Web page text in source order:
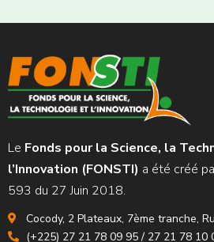
Le Fonds pour la Science, la
l’Innovation (FONSTI) a été créé
593 du 27 Juin 2018.
Cocody, 2 Plateaux, 7ème tranche,
(+225) 27 21 78 09 95 / 27 21 78 10